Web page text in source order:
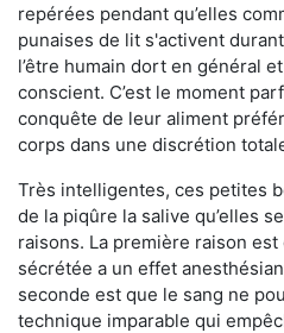
repérées pendant qu’elles
punaises de lit s'activent
l’être humain dort en général
conscient. C’est le moment
conquête de leur aliment
corps dans une discrétion
Très intelligentes, ces petites
de la piqûre la salive qu’elles
raisons. La première raison
sécrétée a un effet
seconde est que le sang ne
technique imparable qui